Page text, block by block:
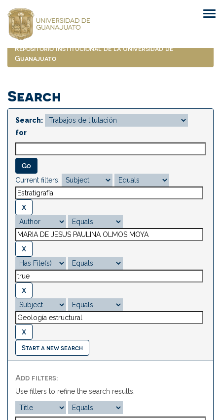
navigation
Repositorio Institucional de la Universidad de
Guanajuato
Search
Search:
for
Current filters:
Start a new search
Add filters:
Use filters to refine the search results.